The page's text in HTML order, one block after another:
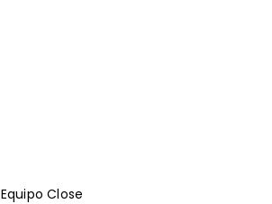
Equipo Close